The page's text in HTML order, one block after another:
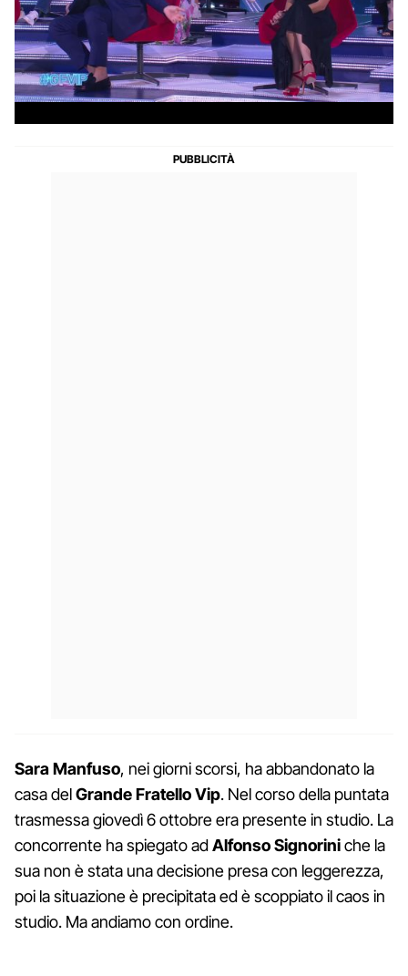
Sara Manfuso, nei giorni scorsi, ha abbandonato la
casa delGrande Fratello Vip. Nel corso della puntata
trasmessa giovedì 6 ottobre era presente in studio. La
concorrente ha spiegato adAlfonso Signoriniche la
sua non è stata una decisione presa con leggerezza,
poi la situazione è precipitata ed è scoppiato il caos in
studio. Ma andiamo con ordine.